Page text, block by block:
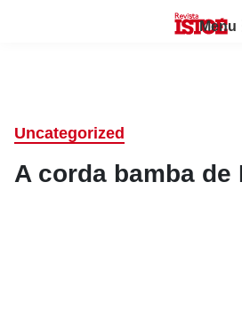
Menu
Uncategorized
A corda bamba de